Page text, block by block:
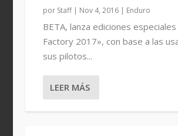
por Staff| Nov 4, 2016| Enduro
BETA, lanza ediciones especiales
Factory 2017», con base a las
sus pilotos...
LEER MÁS